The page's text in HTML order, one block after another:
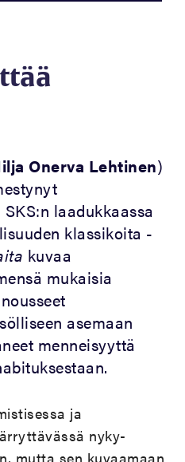
Onerva Lehtinen)
laadukkaassa
klassikoita -
kuvaa
mukaisia
asemaan
menneisyyttä
ja
nyky-
mutta sen kuvaamaan